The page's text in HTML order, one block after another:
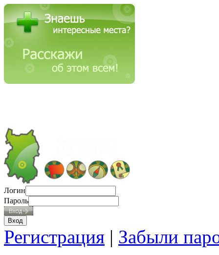
Логин
Пароль
Регистрация | Забыли